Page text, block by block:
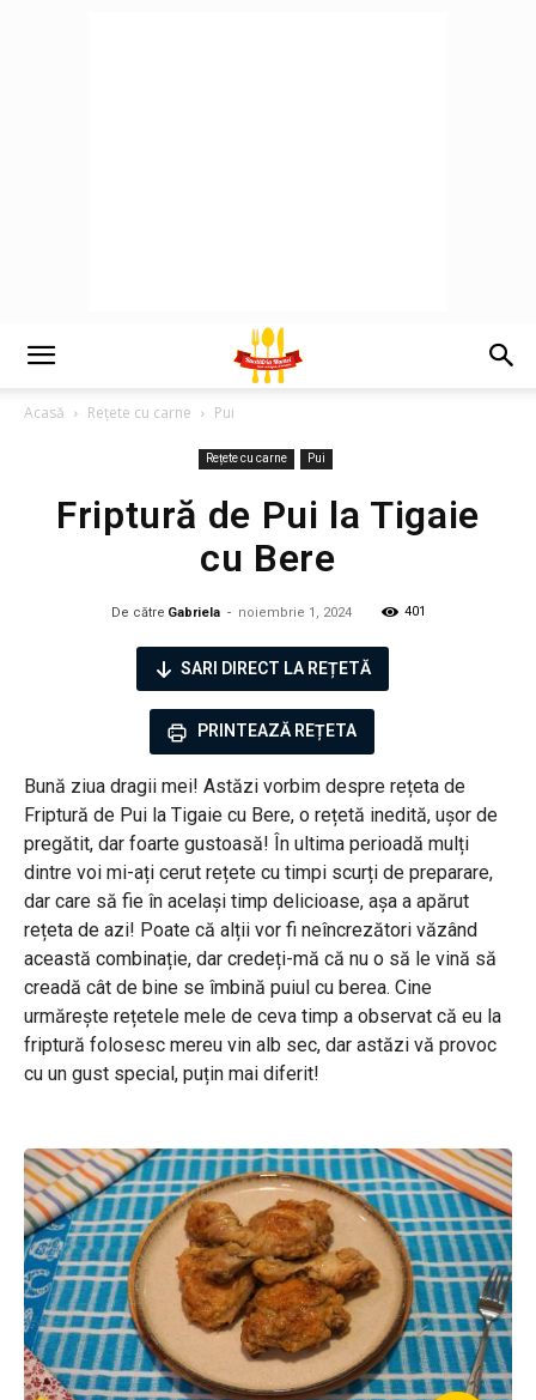
Acasă Rețete cu carne Pui
Rețete cu carne Pui
Friptură de Pui la Tigaie
cu Bere
De către Gabriela - noiembrie 1, 2024 401
SARI DIRECT LA REȚETĂ
PRINTEAZĂ REȚETA
Bună ziua dragii mei! Astăzi vorbim despre rețeta de
Friptură de Pui la Tigaie cu Bere, o rețetă inedită, ușor de
pregătit, dar foarte gustoasă! În ultima perioadă mulți
dintre voi mi-ați cerut rețete cu timpi scurți de preparare,
dar care să fie în același timp delicioase, așa a apărut
rețeta de azi! Poate că alții vor fi neîncrezători văzând
această combinație, dar credeți-mă că nu o să le vină să
creadă cât de bine se îmbină puiul cu berea. Cine
urmărește rețetele mele de ceva timp a observat că eu la
friptură folosesc mereu vin alb sec, dar astăzi vă provoc
cu un gust special, puțin mai diferit!